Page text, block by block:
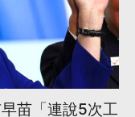
苗「連說5次工